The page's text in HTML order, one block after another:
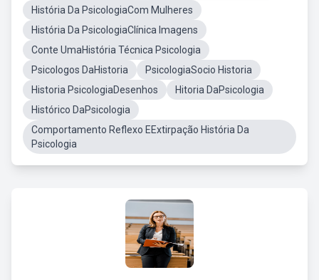
História Da PsicologiaCom Mulheres
História Da PsicologiaClínica Imagens
Conte UmaHistória Técnica Psicologia
Psicologos DaHistoria
PsicologiaSocio Historia
Historia PsicologiaDesenhos
Hitoria DaPsicologia
Histórico DaPsicologia
Comportamento Reflexo EExtirpação História Da
Psicologia